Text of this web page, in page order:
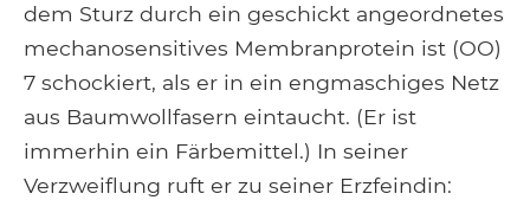
dem Sturz durch ein geschickt angeordnetes
mechanosensitives Membranprotein ist (OO)
7 schockiert, als er in ein engmaschiges Netz
aus Baumwollfasern eintaucht. (Er ist
immerhin ein Färbemittel.) In seiner
Verzweiflung ruft er zu seiner Erzfeindin: